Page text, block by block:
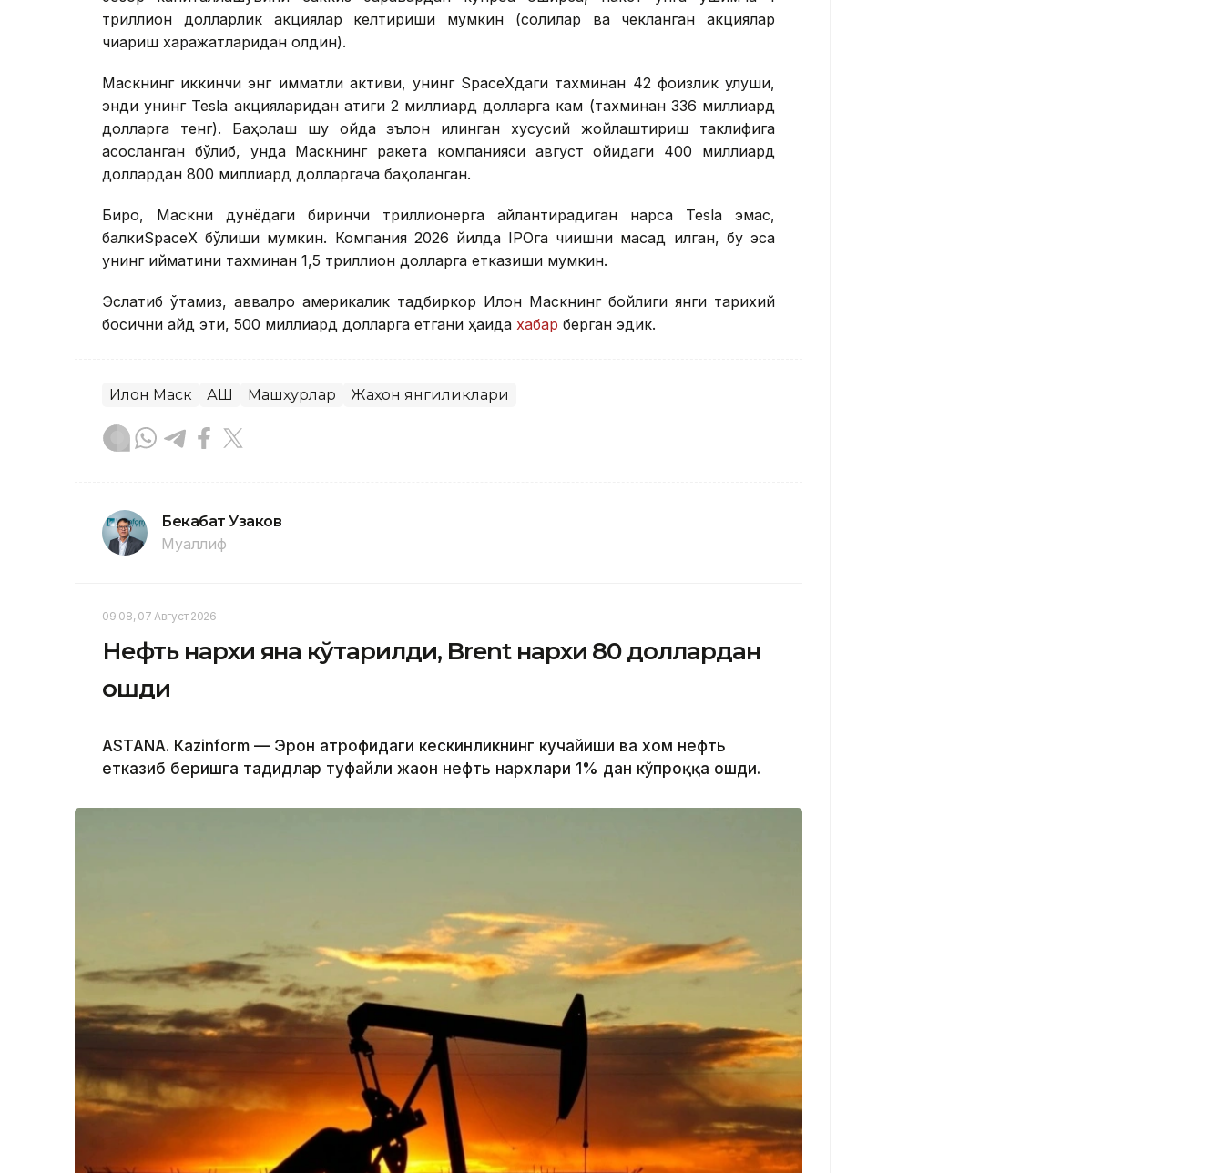
триллион долларлик акциялар келтириши мумкин (солиқлар ва чекланган акциялар
чиқариш харажатларидан олдин).
Маскнинг иккинчи энг қимматли активи, унинг SpaceXдаги тахминан 42 фоизлик улуши,
энди унинг Теslа акцияларидан атиги 2 миллиард долларга кам (тахминан 336 миллиард
долларга тенг). Баҳолаш шу ойда эълон қилинган хусусий жойлаштириш таклифига
асосланган бўлиб, унда Маскнинг ракета компанияси август ойидаги 400 миллиард
доллардан 800 миллиард долларгача баҳоланган.
Бироқ, Маскни дунёдаги биринчи триллионерга айлантирадиган нарса Теslа эмас,
балкиSpaceX бўлиши мумкин. Компания 2026 йилда IPOга чиқишни мақсад қилган, бу эса
унинг қийматини тахминан 1,5 триллион долларга етказиши мумкин.
Эслатиб ўтамиз, аввалроқ америкалик тадбиркор Илон Маскнинг бойлиги янги тарихий
босқични қайд эти, 500 миллиард долларга етгани ҳақида хабар берган эдик.
Илон Маск АҚШ Машҳурлар Жаҳон янгиликлари
Бекабат Узаков
Муаллиф
09:08, 07 Август 2026
Нефть нархи яна кўтарилди, Brent нархи 80 доллардан
ошди
ASTANА. Кazinform — Эрон атрофидаги кескинликнинг кучайиши ва хом нефть
етказиб беришга таҳдидлар туфайли жаҳон нефть нархлари 1% дан кўпроққа ошди.